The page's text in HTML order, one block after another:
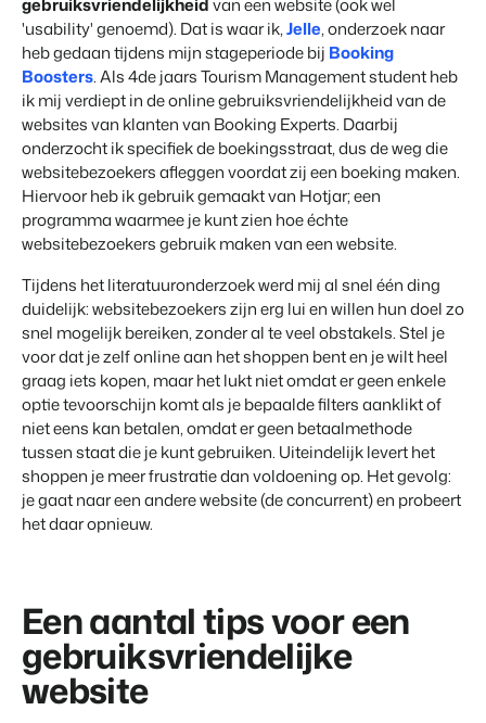
Begroet gasten in hun eigen taal.
Marketing
Online Marketing
De krachtige combinatie van branding en performance marketing
Recreatief Vastgoedmarketing
Jouw project uitverkocht in een mum van tijd.
Booking Analytics
Premium BI Tool.
BEX Overzicht
Ontdek de eindeloze mogelijkheden van het Booking
Voor Concerns
Ontdek de voordelen van Booking Experts voor Concerns &
Groepen.
Dankzij Booking Experts
kunnen we ons volledig
focussen op gastvrijheid!
Gijs Meerdink
welcome.in
Samen van start. Vandaag nog.
Events
Van thema trainingen tot kennisevents.
Trust Center
Vertrouwen bij Booking Experts
Over ons
Customer Success Team
Krijg antwoord op jouw vragen
Vacatures
Vind jouw nieuwe droombaan
Contact
Neem contact op
Over ons
Leer de mensen achter Booking Experts kennen
gebruiksvriendelijkheidvan een website (ook wel
'usability' genoemd). Dat is waar ik,Jelle, onderzoek naar
heb gedaan tijdens mijn stageperiode bij Booking
Boosters. Als 4de jaars Tourism Management student heb
ik mij verdiept in de online gebruiksvriendelijkheid van de
websites van klanten van Booking Experts. Daarbij
onderzocht ik specifiek de boekingsstraat, dus de weg die
websitebezoekers afleggen voordat zij een boeking maken.
Hiervoor heb ik gebruik gemaakt van Hotjar; een
programma waarmee je kunt zien hoe échte
websitebezoekers gebruik maken van een website.
Tijdens het literatuuronderzoek werd mij al snel één ding
duidelijk: websitebezoekers zijn erg lui en willen hun doel zo
snel mogelijk bereiken, zonder al te veel obstakels. Stel je
voor dat je zelf online aan het shoppen bent en je wilt heel
graag iets kopen, maar het lukt niet omdat er geen enkele
optie tevoorschijn komt als je bepaalde filters aanklikt of
niet eens kan betalen, omdat er geen betaalmethode
tussen staat die je kunt gebruiken. Uiteindelijk levert het
shoppen je meer frustratie dan voldoening op. Het gevolg:
je gaat naar een andere website (de concurrent) en probeert
het daar opnieuw.
Een aantal tips voor een
gebruiksvriendelijke
website